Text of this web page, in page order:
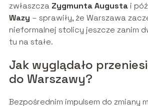
zwłaszcza Zygmunta Augustai
Wazy – sprawiły, że Warszawa
nieformalnej stolicy jeszcze zanim
tu na stałe.
Jak wyglądało
do Warszawy?
Bezpośrednim impulsem do zmiany